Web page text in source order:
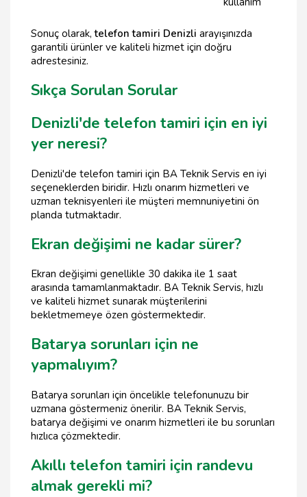
Sonuç olarak,telefon tamiri Denizli arayışınızda
garantili ürünler ve kaliteli hizmet için doğru
adrestesiniz.
Sıkça Sorulan Sorular
Denizli'de telefon tamiri için en iyi
yer neresi?
Denizli'de telefon tamiri için BA Teknik Servis en iyi
seçeneklerden biridir. Hızlı onarım hizmetleri ve
uzman teknisyenleri ile müşteri memnuniyetini ön
planda tutmaktadır.
Ekran değişimi ne kadar sürer?
Ekran değişimi genellikle 30 dakika ile 1 saat
arasında tamamlanmaktadır. BA Teknik Servis, hızlı
ve kaliteli hizmet sunarak müşterilerini
bekletmemeye özen göstermektedir.
Batarya sorunları için ne
yapmalıyım?
Batarya sorunları için öncelikle telefonunuzu bir
uzmana göstermeniz önerilir. BA Teknik Servis,
batarya değişimi ve onarım hizmetleri ile bu sorunları
hızlıca çözmektedir.
Akıllı telefon tamiri için randevu
almak gerekli mi?